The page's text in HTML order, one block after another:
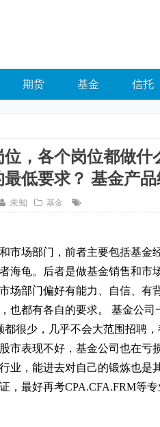
期货 基金 信托
，各个岗位都做
低要求？ 基金产
未知 基金
市场部门，前者主要包括基金
海龟。后者是做基金销售和市
场部门偏好有能力、自信、有
也都有各自的要求。 基金公
都很少，几乎不会大范围招聘
市表现不好，基金公司也在亏
业，能进去对自己的锻炼也是
，最好再考CPA.CFA.FRM等